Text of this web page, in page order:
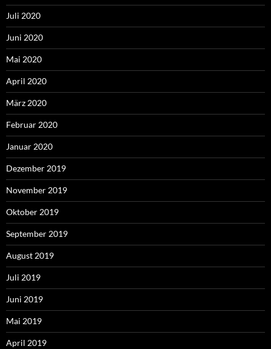
Juli 2020
Juni 2020
Mai 2020
April 2020
März 2020
Februar 2020
Januar 2020
Dezember 2019
November 2019
Oktober 2019
September 2019
August 2019
Juli 2019
Juni 2019
Mai 2019
April 2019